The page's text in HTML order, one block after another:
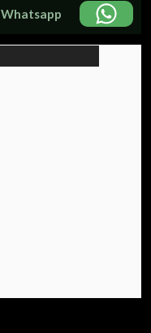
Whatsapp